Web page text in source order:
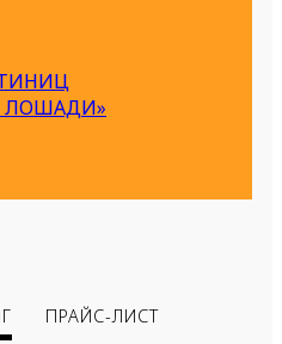
ЛОШАДИ»
ПРАЙС-ЛИСТ